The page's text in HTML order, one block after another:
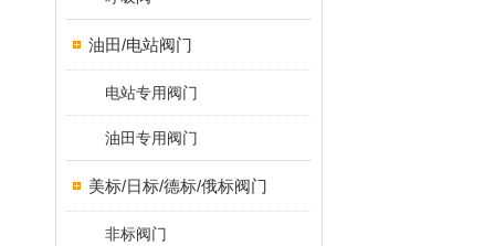
油田/电站阀门
电站专用阀门
油田专用阀门
美标/日标/德标/俄标阀门
非标阀门